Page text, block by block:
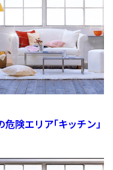
危険エリア「キッチン」